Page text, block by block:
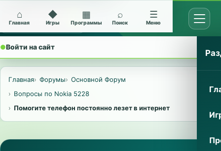
Архив Nokia 5228
●Войти на сайт
⌂
Главная
◆
Игры
▦
Программы
⌕
Поиск
☰
Меню
Главная Форумы
Основной Форум
Вопросы по Nokia 5228
Помогите телефон постоянно лезет в интернет